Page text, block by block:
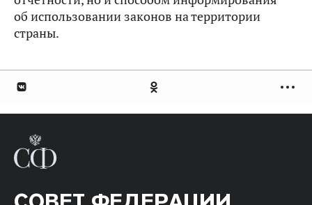
об использовании законов на территории
страны.